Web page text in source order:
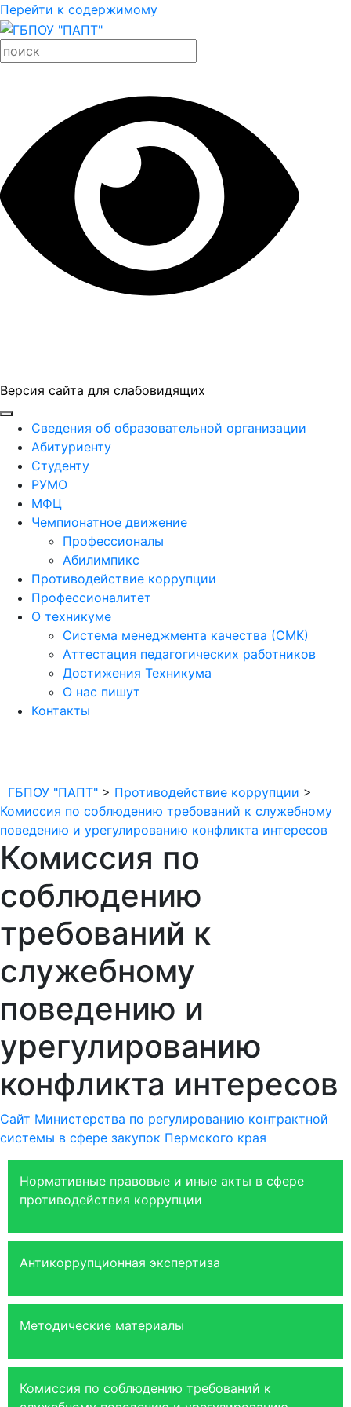
Перейти к содержимому
Версия сайта для слабовидящих
ГБПОУ "ПАПТ"
Сведения об образовательной организации
Абитуриенту
Студенту
РУМО
МФЦ
Чемпионатное движение
Профессионалы
Абилимпикс
Противодействие коррупции
Профессионалитет
О техникуме
Система менеджмента качества (СМК)
Аттестация педагогических работников
Достижения Техникума
О нас пишут
Контакты
ГБПОУ "ПАПТ" > Противодействие коррупции >
Комиссия по соблюдению требований к служебному
поведению и урегулированию конфликта интересов
Комиссия по
соблюдению
требований к
служебному
поведению и
урегулированию
конфликта интересов
Сайт Министерства по регулированию контрактной
системы в сфере закупок Пермского края
Нормативные правовые и иные акты в сфере
противодействия коррупции
Антикоррупционная экспертиза
Методические материалы
Комиссия по соблюдению требований к